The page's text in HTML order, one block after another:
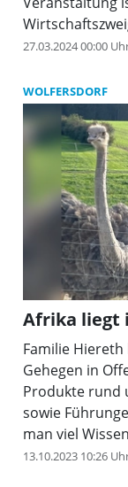
rücken. Wir
gesunder
sichtbar
Landrat. Dazu
und für
27.03.2024 00:00
WOLFERSDORF
Afrika liegt
Familie
Gehegen in
Produkte rund
sowie
man viel
(Lauf-)Vögel
13.10.2023 10:26